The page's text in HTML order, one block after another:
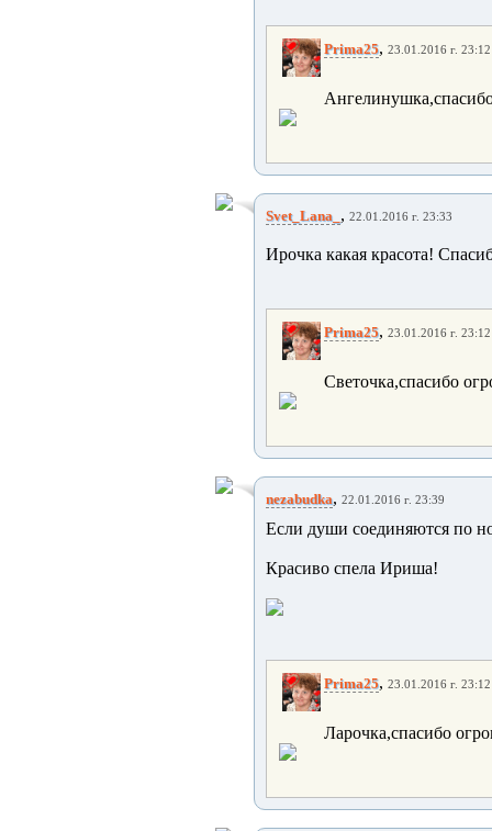
Prima25, 23.01.2016 г. 23:12
Svet_Lana_ , 22.01.2016 г. 23:33
Ирочка какая красота!
Prima25, 23.01.2016 г. 23:12
Светочка,спасибо
nezabudka, 22.01.2016 г. 23:39
Если души соединяются по
Красиво спела Ириша!
Prima25, 23.01.2016 г. 23:12
Ларочка,спасибо